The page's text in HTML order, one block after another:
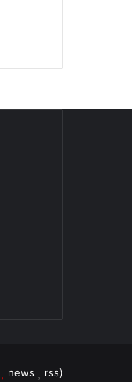
news rss)